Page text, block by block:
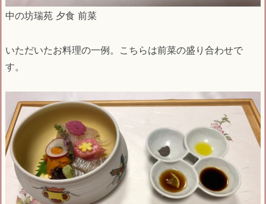
中の坊瑞苑 夕食 前菜
いただいたお料理の一例。こちらは前菜の盛り合わせで
す。